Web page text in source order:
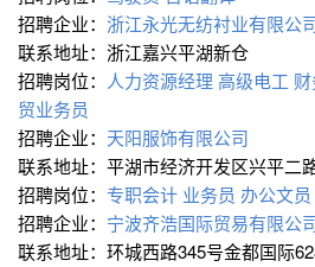
招聘企业： 浙江永光无纺衬业有限公
联系地址：浙江嘉兴平湖新仓
招聘岗位： 人力资源经理 高级电工
贸业务员
招聘企业： 天阳服饰有限公司
联系地址：平湖市经济开发区兴平二
招聘岗位： 专职会计 业务员 办公文员
招聘企业： 宁波齐浩国际贸易有限公
联系地址：环城西路345号金都国际